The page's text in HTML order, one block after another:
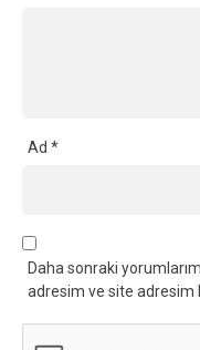
Ad *
Daha sonraki
adresim ve site adresim